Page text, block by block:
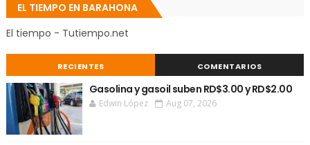
EL TIEMPO EN BARAHONA
El tiempo - Tutiempo.net
RECIENTES COMENTARIOS
Gasolina y gasoil suben RD$3.00 y RD$2.00
Edwin López Aug 07, 2026